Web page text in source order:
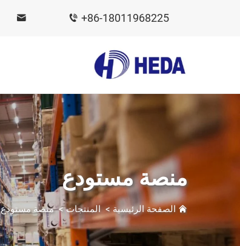
+86-18011968225
منصة مستودع
الصفحة الرئيسية>المنتجات>منصة مستودع